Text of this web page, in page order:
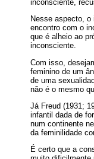
inconsciente,
Nesse aspecto,
encontro com o
que é alheio ao
inconsciente.
Com isso,
feminino de um
de uma
não é o mesmo
Já Freud (1931;
infantil dada de
num continente
da feminilidade
É certo que a